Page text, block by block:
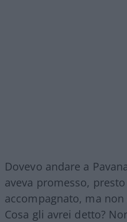
Dovevo andare a
aveva promesso,
accompagnato, ma
Cosa gli avrei detto?